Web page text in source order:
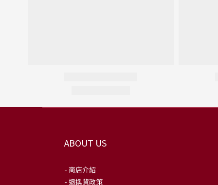
ABOUT US
- 商店介紹
- 退換貨政策